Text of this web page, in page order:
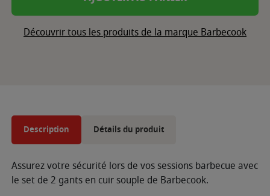
Découvrir tous les produits de la marque Barbecook
Description Détails du produit
Assurez votre sécurité lors de vos sessions barbecue avec
le set de 2 gants en cuir souple de Barbecook.